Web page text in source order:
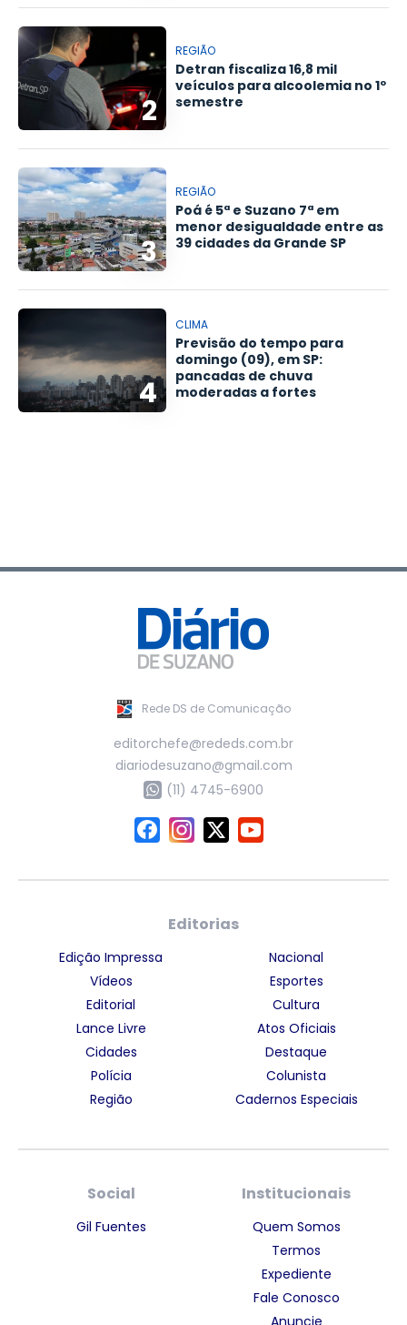
2
REGIÃO
Detran fiscaliza 16,8 mil
veículos para alcoolemia no 1º
semestre
3
REGIÃO
Poá é 5ª e Suzano 7ª em
menor desigualdade entre as
39 cidades da Grande SP
4
CLIMA
Previsão do tempo para
domingo (09), em SP:
pancadas de chuva
moderadas a fortes
Rede DS de Comunicação
editorchefe@rededs.com.br
diariodesuzano@gmail.com
(11) 4745-6900
Editorias
Edição Impressa
Vídeos
Editorial
Lance Livre
Cidades
Polícia
Região
Nacional
Esportes
Cultura
Atos Oficiais
Destaque
Colunista
Cadernos Especiais
Social
Gil Fuentes
Institucionais
Quem Somos
Termos
Expediente
Fale Conosco
Anuncie